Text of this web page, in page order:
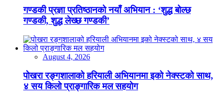
गण्डकी प्रज्ञा प्रतिष्ठानको नयाँ अभियान : ‘शुद्ध बोल्छ
गण्डकी, शुद्ध लेख्छ गण्डकी’
August 4, 2026
पोखरा रङ्गशालाको हरियाली अभियानमा इको नेक्स्टको साथ,
४ सय किलो प्राङ्गारिक मल सहयोग